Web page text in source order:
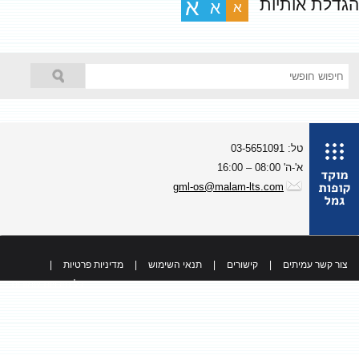
אותיות א א א
טל: 03-5651091
א'-ה' 08:00 – 16:00
gml-os@malam-lts.com
צור קשר עמיתים קישורים תנאי השימוש מדיניות פרטיות
כל הזכויות שמורות